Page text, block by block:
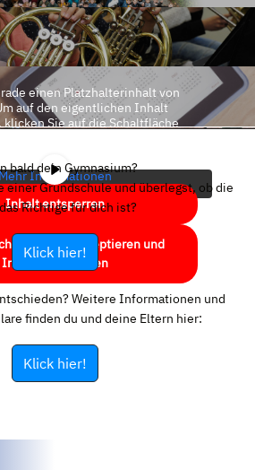
einen Platzhalterinhalt von
auf den eigentlichen Inhalt
Sie auf die Schaltfläche
Informationen
Inhalt entsperren
Service akzeptieren und
Inhalte entsperren
bald dein Gymnasium?
einer Grundschule und überlegst, ob die
Richtige für dich ist?
Klick hier!
Weitere Informationen und
finden du und deine Eltern hier:
Klick hier!